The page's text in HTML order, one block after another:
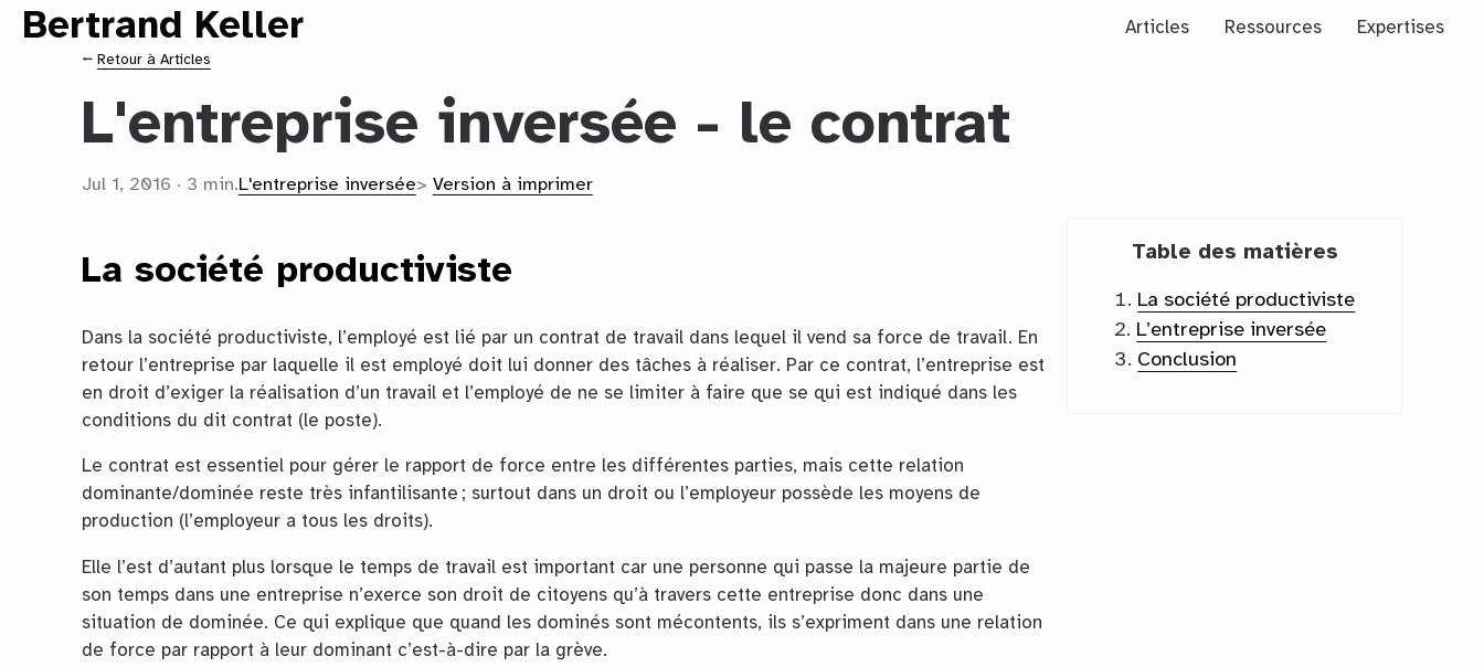
Contenu principal
Bertrand Keller Articles Ressources Expertises
⭠ Retour à Articles
L'entreprise inversée - le contrat
Jul 1, 2016 · 3 min.L'entreprise inversée> Version à imprimer
Table des matières
La société productiviste
L’entreprise inversée
Conclusion
La société productiviste
Dans la société productiviste, l’employé est lié par un contrat de travail dans lequel il vend sa force de travail. En
retour l’entreprise par laquelle il est employé doit lui donner des tâches à réaliser. Par ce contrat, l’entreprise est
en droit d’exiger la réalisation d’un travail et l’employé de ne se limiter à faire que se qui est indiqué dans les
conditions du dit contrat (le poste).
Le contrat est essentiel pour gérer le rapport de force entre les différentes parties, mais cette relation
dominante/dominée reste très infantilisante ; surtout dans un droit ou l’employeur possède les moyens de
production (l’employeur a tous les droits).
Elle l’est d’autant plus lorsque le temps de travail est important car une personne qui passe la majeure partie de
son temps dans une entreprise n’exerce son droit de citoyens qu’à travers cette entreprise donc dans une
situation de dominée. Ce qui explique que quand les dominés sont mécontents, ils s’expriment dans une relation
de force par rapport à leur dominant c’est-à-dire par la grève.